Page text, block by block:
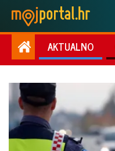
AKTUALNO